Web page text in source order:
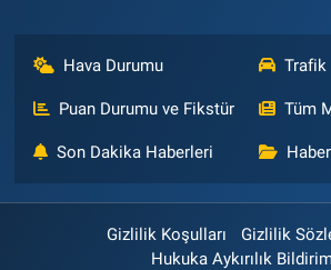
Hava Durumu Trafik
Puan Durumu ve Fikstür Tüm
Son Dakika Haberleri
Gizlilik Koşulları
Gizlilik
Hukuka Aykırılık